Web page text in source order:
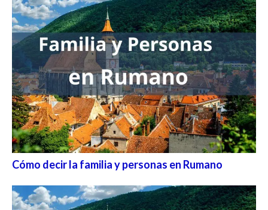
Cómo decir la familia y personas en Rumano